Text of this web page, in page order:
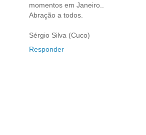
momentos em Janeiro..
Abração a todos.
Sérgio Silva (Cuco)
Responder